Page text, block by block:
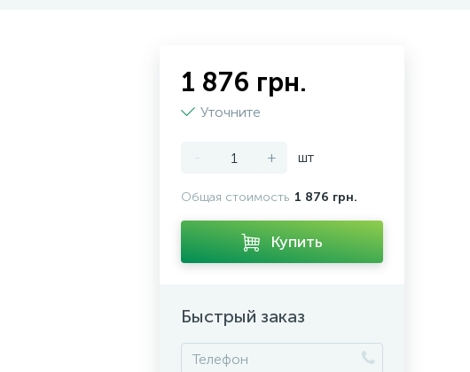
1 876 грн.
Уточните
- + шт
Общая стоимость 1 876 грн.
Купить
Быстрый заказ